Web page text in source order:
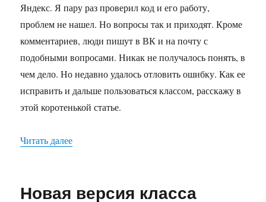
Яндекс. Я пару раз проверил код и его работу,
проблем не нашел. Но вопросы так и приходят. Кроме
комментариев, люди пишут в ВК и на почту с
подобными вопросами. Никак не получалось понять, в
чем дело. Но недавно удалось отловить ошибку. Как ее
исправить и дальше пользоваться классом, расскажу в
этой коротенькой статье.
Читать далее
Новая версия класса